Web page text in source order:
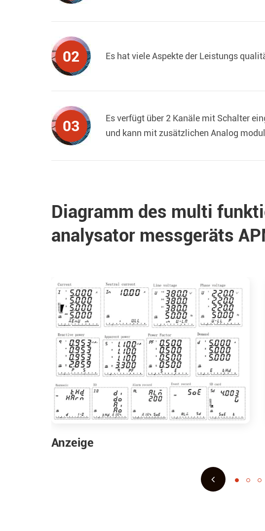
02 Es hat viele Aspekte der Leistungs
03
Es verfügt über 2 Kanäle mit Schalter
und kann mit zusätzlichen Analog
Diagramm des multi
analysator messgeräts
Anzeige